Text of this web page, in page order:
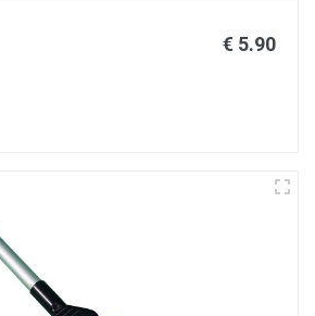
€ 5.90